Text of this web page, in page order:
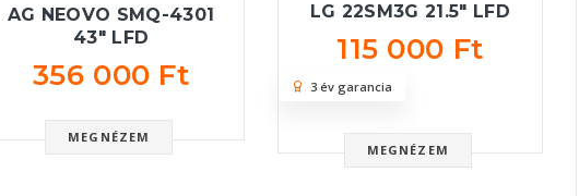
AG NEOVO SMQ-4301
43" LFD
356 000 Ft
MEGNÉZEM
LG 22SM3G 21.5" LFD
115 000 Ft
MEGNÉZEM
3 év garancia